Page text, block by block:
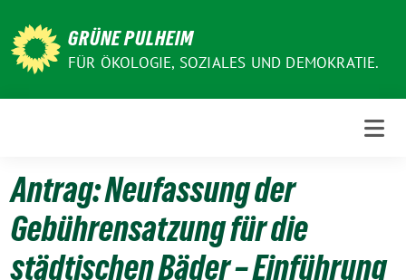
zum
Inhalt
GRÜNE PULHEIM
FÜR ÖKOLOGIE, SOZIALES UND DEMOKRATIE.
Antrag: Neufassung der
Gebührensatzung für die
städtischen Bäder – Einführung